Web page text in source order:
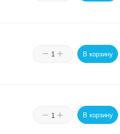
В корзину
В корзину